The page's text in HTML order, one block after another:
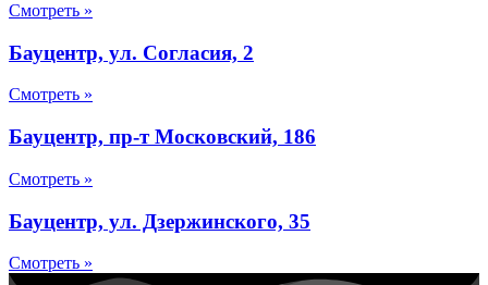
Смотреть »
Бауцентр, ул. Согласия, 2
Смотреть »
Бауцентр, пр-т Московский, 186
Смотреть »
Бауцентр, ул. Дзержинского, 35
Смотреть »